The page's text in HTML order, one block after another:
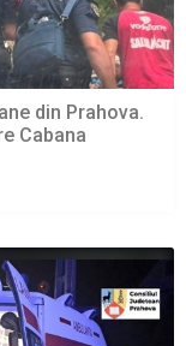
din Prahova.
Cabana